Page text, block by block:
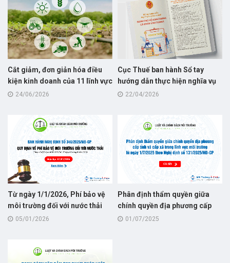
Cắt giảm, đơn giản hóa điều
kiện kinh doanh của 11 lĩnh vực
nông nghiệp và môi trường
24/06/2026
Cục Thuế ban hành Sổ tay
hướng dẫn thực hiện nghĩa vụ
thuế dành cho hộ kinh doanh
22/04/2026
Từ ngày 1/1/2026, Phí bảo vệ
môi trường đối với nước thải
quy định tại Nghị định số
05/01/2026
Phân định thẩm quyền giữa
chính quyền địa phương cấp
tỉnh và cấp xã trong lĩnh vực
01/07/2025